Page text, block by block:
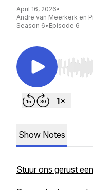
April 16, 2026•
Andre van Meerkerk en
Season 6• Episode 6
Use Left/
Show Notes
Stuur ons gerust